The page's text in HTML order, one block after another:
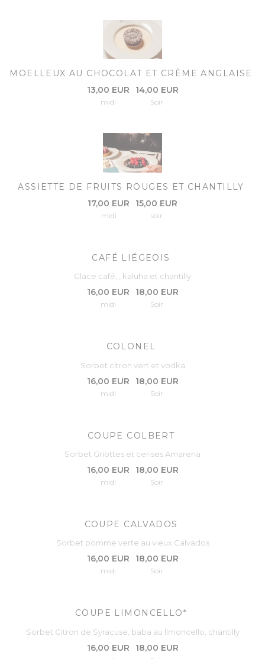
MOELLEUX AU CHOCOLAT ET CRÈME ANGLAISE
13,00 EUR
midi
14,00 EUR
Soir
ASSIETTE DE FRUITS ROUGES ET CHANTILLY
17,00 EUR
midi
15,00 EUR
soir
CAFÉ LIÉGEOIS
Glace café, , kaluha et chantilly
16,00 EUR
midi
18,00 EUR
Soir
COLONEL
Sorbet citron vert et vodka
16,00 EUR
midi
18,00 EUR
Soir
COUPE COLBERT
Sorbet Griottes et cerises Amarena
16,00 EUR
midi
18,00 EUR
Soir
COUPE CALVADOS
Sorbet pomme verte au vieux Calvados
16,00 EUR
midi
18,00 EUR
Soir
COUPE LIMONCELLO*
Sorbet Citron de Syracuse, baba au limoncello, chantilly
16,00 EUR 18,00 EUR